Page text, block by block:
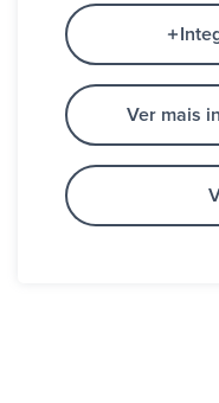
Ver mais